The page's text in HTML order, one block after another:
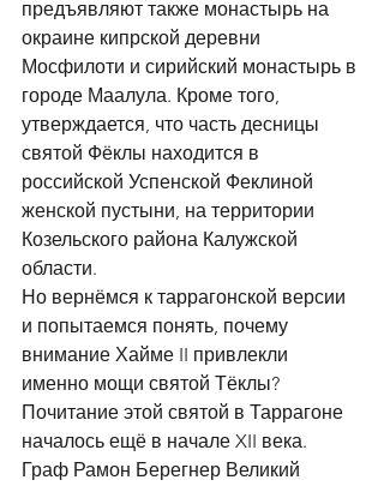
предъявляют также монастырь на
окраине кипрской деревни
Мосфилоти и сирийский монастырь в
городе Маалула. Кроме того,
утверждается, что часть десницы
святой Фёклы находится в
российской Успенской Феклиной
женской пустыни, на территории
Козельского района Калужской
области.
Но вернёмся к таррагонской версии
и попытаемся понять, почему
внимание Хайме II привлекли
именно мощи святой Тёклы?
Почитание этой святой в Таррагоне
началось ещё в начале XII века.
Граф Рамон Берегнер Великий